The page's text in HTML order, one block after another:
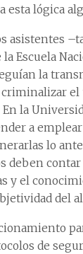
esta lógica
asistentes
Escuela
la
el
la
a
lo
deben
y el
del
de